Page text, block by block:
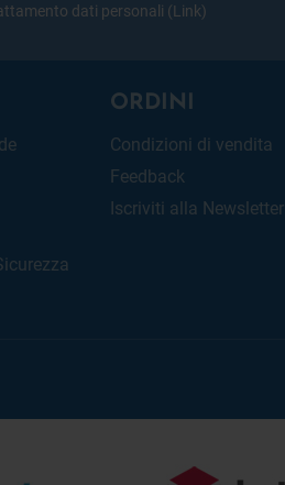
dati personali (Link)
ORDINI
Condizioni di vendita
Feedback
Iscriviti alla Newsletter